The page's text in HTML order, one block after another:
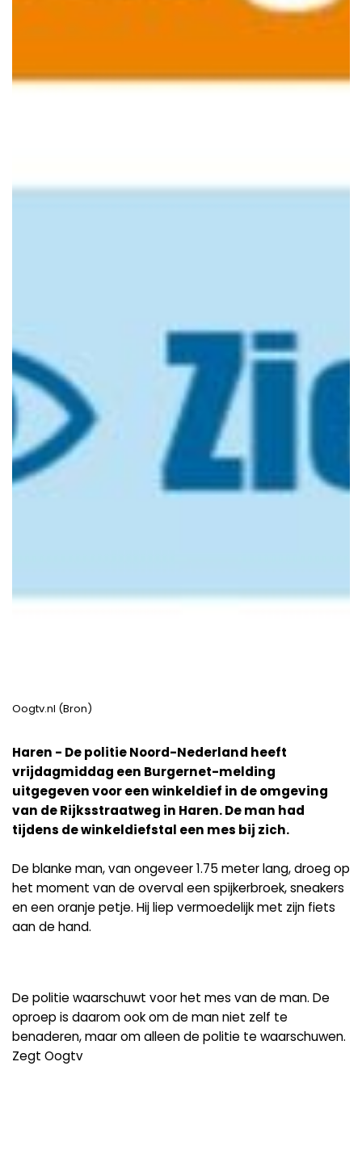
Oogtv.nl (Bron)
Haren - De politie Noord-Nederland heeft
vrijdagmiddag een Burgernet-melding
uitgegeven voor een winkeldief in de omgeving
van de Rijksstraatweg in Haren. De man had
tijdens de winkeldiefstal een mes bij zich.
De blanke man, van ongeveer 1.75 meter lang, droeg op
het moment van de overval een spijkerbroek, sneakers
en een oranje petje. Hij liep vermoedelijk met zijn fiets
aan de hand.
De politie waarschuwt voor het mes van de man. De
oproep is daarom ook om de man niet zelf te
benaderen, maar om alleen de politie te waarschuwen.
Zegt Oogtv